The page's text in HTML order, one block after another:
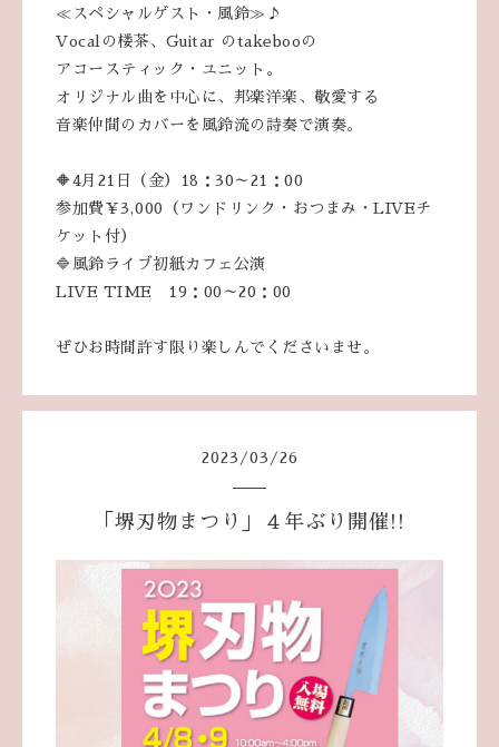
≪スペシャルゲスト・風鈴≫♪
‪Vocalの楼茶、Guitar のtakebooの
アコースティック・ユニット。
オリジナル曲を中心に、邦楽洋楽、敬愛する
音楽仲間のカバーを風鈴流の詩奏で演奏。
🔶4月21日（金）18：30～21：00
参加費￥3,000（ワンドリンク・おつまみ・LIVEチ
ケット付）
🔷風鈴ライブ初紙カフェ公演
LIVE TIME 19：00～20：00
ぜひお時間許す限り楽しんでくださいませ。
2023 /03 / 26
「堺刃物まつり」４年ぶり開催!!